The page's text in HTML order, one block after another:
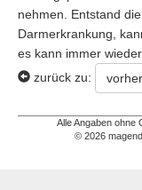
nehmen. Entstand
Darmerkrankung,
es kann immer
zurück zu:
Alle Angaben ohne
© 2026